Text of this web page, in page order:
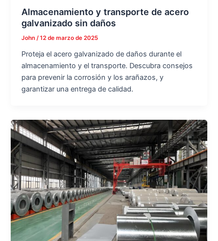
Almacenamiento y transporte de acero
galvanizado sin daños
John/12 de marzo de 2025
Proteja el acero galvanizado de daños durante el
almacenamiento y el transporte. Descubra consejos
para prevenir la corrosión y los arañazos, y
garantizar una entrega de calidad.